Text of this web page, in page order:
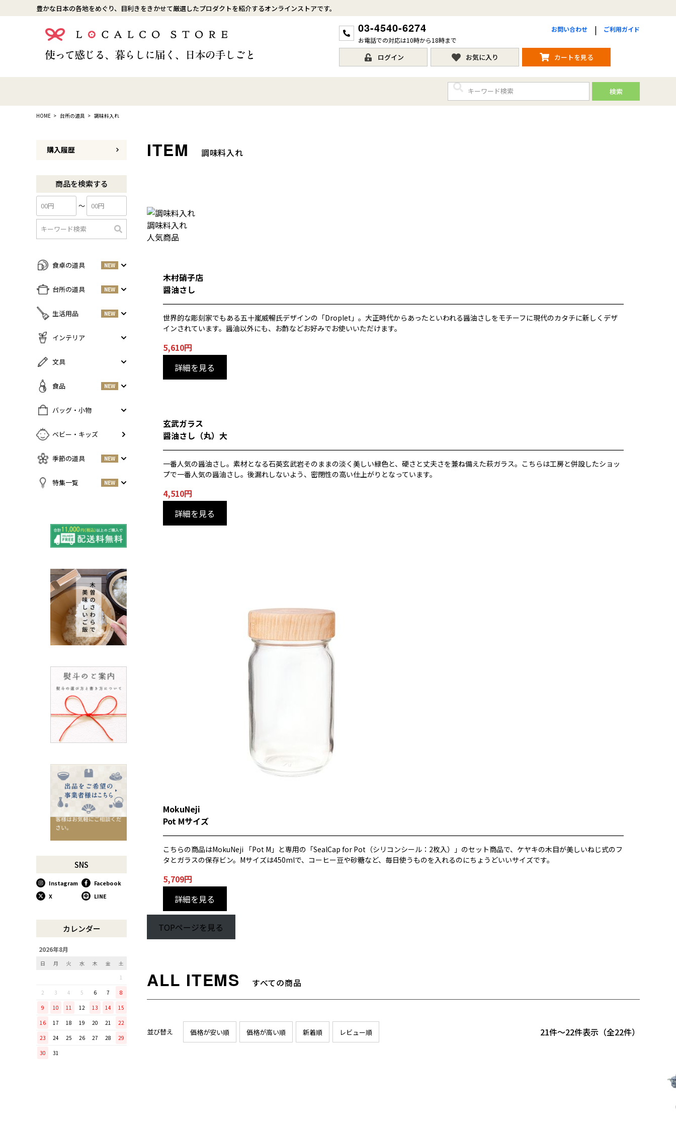
豊かな日本の各地をめぐり、目利きをきかせて厳選したプロダクトを紹介するオンラインストアです。
03-4540-6274
お電話での対応は10時から18時まで
お問い合わせ ご利用ガイド
ログイン お気に入り カートを見る
検索
HOME 台所の道具 調味料入れ
購入履歴
商品を検索する
〜
検
食卓の道具 NEW
すべての商品をみる
丼・小鉢
グラス・タンブラー
NEW
トレイ・コースター・鍋しき
お弁当グッズ
ポット・鉄瓶
台所の道具 NEW
すべての商品をみる
鍋・フライパン
NEW
調理器具
保存容器
その他キッチンツール
生活用品 NEW
すべての商品をみる
美容ケア
NEW
インテリア
すべての商品をみる
香・ろうそく
文具
すべての商品をみる
PCアクセサリー
食品 NEW
すべての商品を見る
コーヒー NEW
NEW
バッグ・小物
すべての商品をみる
名刺入れ・カードケース
ベビー・キッズ
季節の道具 NEW
すべての商品をみる
秋
特集一覧 NEW
よくある質問〈ほうき
全般〉
NEW
方
棕櫚箒と江戸箒の違い NEW
江戸箒の特徴 NEW
棕櫚箒の特徴 NEW
箒で見直す暮らしの基
準
NEW
ノスタルジックな肥前びーど
SUSgalleryと過ごす至福の時
千切りピーラーで仕込んでみ
星座マグでくつろぎのひとと
コーヒーミルで格別な1杯を
味わう
行平鍋があればたいていのこ
とは大丈夫。
馬毛歯ブラシがオススメな理
お祝い事に欠かせない「ミニ
使い込んで育てる道具、卵焼
き鍋
リンゴのための魅せるナイフ
『pomme』
「毎日納豆を食べていま
てほしい山只華陶苑の納豆鉢
調理から盛り付けまでこなす
「寿 菜箸」は、とても優秀
作所のペティナイフ「ゆり
ミニパンのお手入れ方法
ミニパン（大）で料理を楽し
SNS
Instagram
Facebook
X
LINE
カレンダー
2026年8月
日 月 火 水 木 金
土
1
2
3 4 5 6 7
8
9
10 11 12 13 14
15
16
17 18 19 20 21
22
23
24 25 26 27 28
29
30
31
調味料入れ
調味料入れ
人気商品
木村硝子店
醤油さし
世界的な彫刻家でもある五十嵐威暢氏デザインの「Droplet」。大正時代からあったといわれる醤油さしをモチーフに現代のカタチに新しくデザ
インされています。醤油以外にも、お酢などお好みでお使いいただけます。
5,610円
詳細を見る
玄武ガラス
醤油さし（丸）大
一番人気の醤油さし。素材となる石英玄武岩そのままの淡く美しい緑色と、硬さと丈夫さを兼ね備えた萩ガラス。こちらは工房と併設したショッ
プで一番人気の醤油さし。後漏れしないよう、密閉性の高い仕上がりとなっています。
4,510円
詳細を見る
MokuNeji
Pot Mサイズ
こちらの商品はMokuNeji 「Pot M」と専用の「SealCap for Pot（シリコンシール：2枚入）」のセット商品で、ケヤキの木目が美しいねじ式のフ
タとガラスの保存ビン。Mサイズは450mlで、コーヒー豆や砂糖など、毎日使うものを入れるのにちょうどいいサイズです。
5,709円
詳細を見る
TOPページを見る
すべての商品
並び替え 価格が安い順 価格が高い順 新着順 レビュー順 22
21 -
22件表示